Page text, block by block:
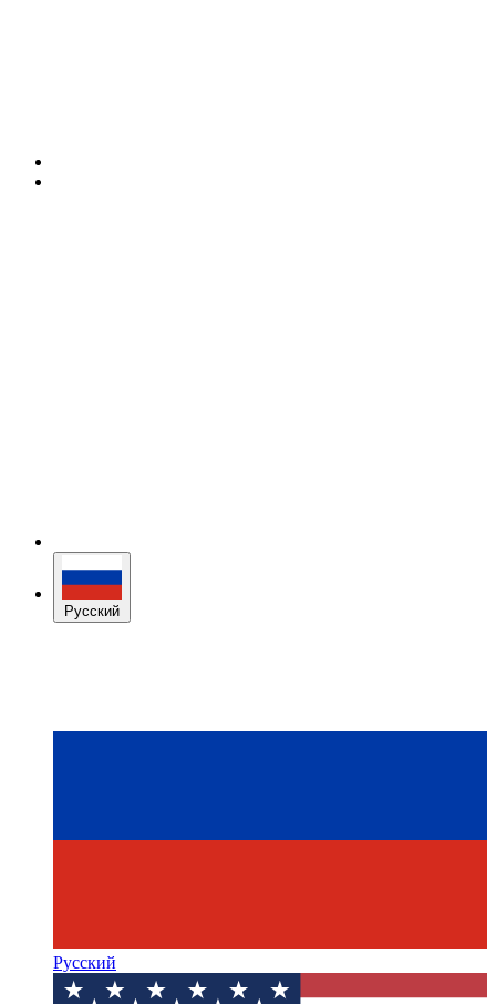
Русский
Русский